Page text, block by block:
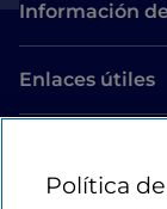
Información
Enlaces útiles
Estamos en
Política